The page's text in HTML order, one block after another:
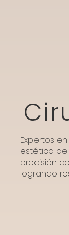
Expertos
estética
precisión
logrando